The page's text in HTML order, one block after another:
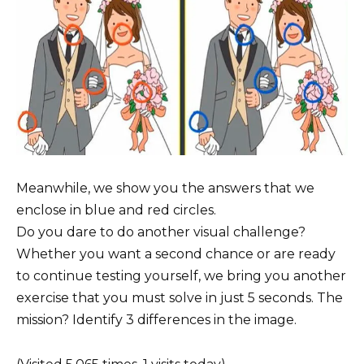
Meanwhile, we show you the answers that we
enclose in blue and red circles.
Do you dare to do another visual challenge?
Whether you want a second chance or are ready
to continue testing yourself, we bring you another
exercise that you must solve in just 5 seconds. The
mission? Identify 3 differences in the image.